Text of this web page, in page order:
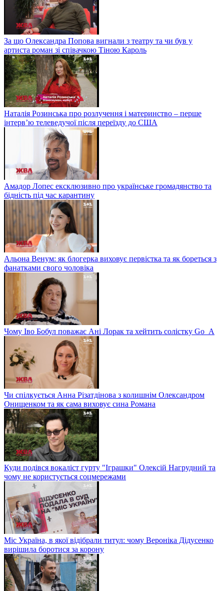
За що Олександра Попова вигнали з театру та чи був у
артиста роман зі співачкою Тіною Кароль
Наталія Розинська про розлучення і материнство – перше
інтерв’ю телеведучої після переїзду до США
Амадор Лопес ексклюзивно про українське громадянство та
бідність під час карантину
Альона Венум: як блогерка виховує первістка та як бореться з
фанатками свого чоловіка
Чому Іво Бобул поважає Ані Лорак та хейтить солістку Go_A
Чи спілкується Анна Різатдінова з колишнім Олександром
Онищенком та як сама виховує сина Романа
Куди подівся вокаліст гурту "Іграшки" Олексій Нагрудний та
чому не користується соцмережами
Міс Україна, в якої відібрали титул: чому Вероніка Дідусенко
вирішила боротися за корону